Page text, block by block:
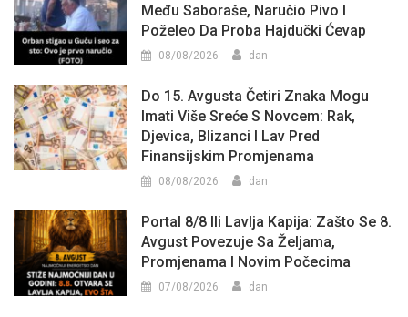
Među Saboraše, Naručio Pivo I
Poželeo Da Proba Hajdučki Ćevap
08/08/2026 dan
Do 15. Avgusta Četiri Znaka Mogu
Imati Više Sreće S Novcem: Rak,
Djevica, Blizanci I Lav Pred
Finansijskim Promjenama
08/08/2026 dan
Portal 8/8 Ili Lavlja Kapija: Zašto Se 8.
Avgust Povezuje Sa Željama,
Promjenama I Novim Počecima
07/08/2026 dan